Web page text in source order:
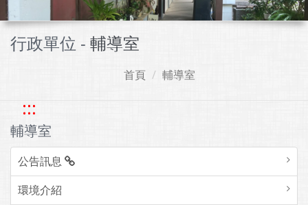
行政單位 - 輔導室
首頁 輔導室
:::
輔導室
公告訊息
環境介紹